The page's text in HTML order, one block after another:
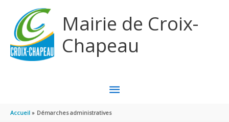
Mairie de Croix-
Chapeau
MENU
PRINCIPAL
Accueil Démarches administratives